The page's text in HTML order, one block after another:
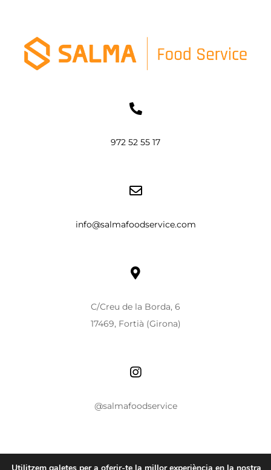
972 52 55 17
info@salmafoodservice.com
C/Creu de la Borda, 6
17469, Fortià (Girona)
@salmafoodservice